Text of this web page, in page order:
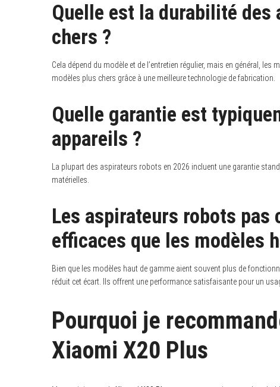
Quelle est la durabilité
chers ?
Cela dépend du modèle et de l’entretien régulier, mais en général,
modèles plus chers grâce à une meilleure technologie de fabrication.
Quelle garantie est
appareils ?
La plupart des aspirateurs robots en 2026 incluent une garantie
matérielles.
Les aspirateurs robots
efficaces que les modèles
Bien que les modèles haut de gamme aient souvent plus de
réduit cet écart. Ils offrent une performance satisfaisante pour un
Pourquoi je
Xiaomi X20 Plus